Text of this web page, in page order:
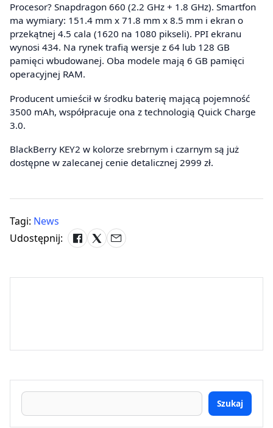
Procesor? Snapdragon 660 (2.2 GHz + 1.8 GHz). Smartfon
ma wymiary: 151.4 mm x 71.8 mm x 8.5 mm i ekran o
przekątnej 4.5 cala (1620 na 1080 pikseli). PPI ekranu
wynosi 434. Na rynek trafią wersje z 64 lub 128 GB
pamięci wbudowanej. Oba modele mają 6 GB pamięci
operacyjnej RAM.
Producent umieścił w środku baterię mającą pojemność
3500 mAh, współpracuje ona z technologią Quick Charge
3.0.
BlackBerry KEY2 w kolorze srebrnym i czarnym są już
dostępne w zalecanej cenie detalicznej 2999 zł.
Tagi: News
Udostępnij:
Szukaj